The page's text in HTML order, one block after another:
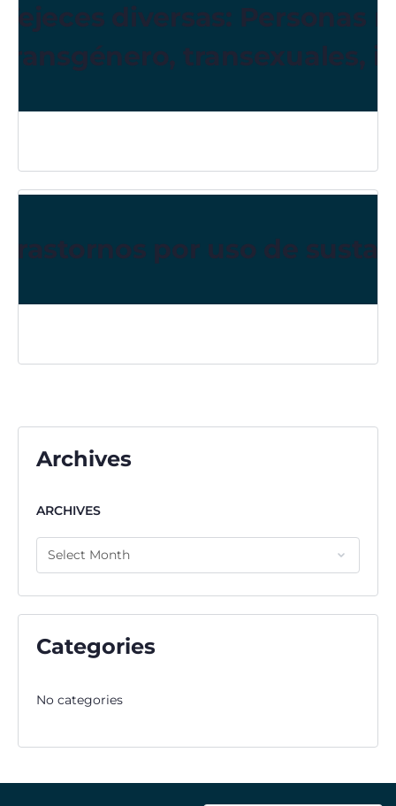
Vejeces diversas: Personas
transgénero, transexuales,
Trastornos por uso de
Archives
ARCHIVES
Categories
No categories